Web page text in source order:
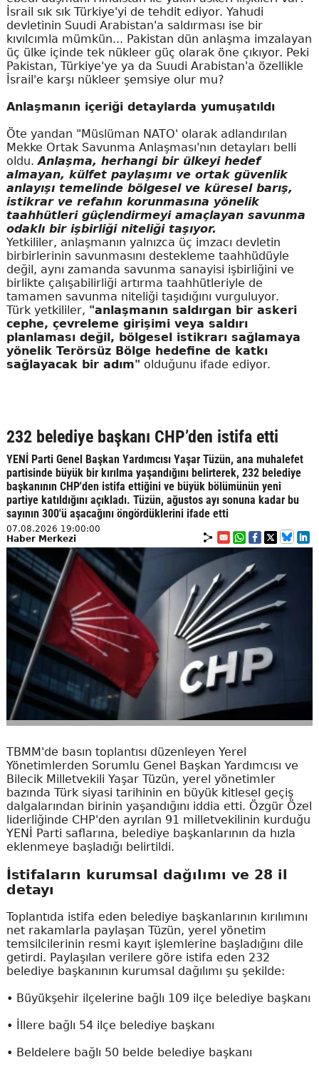
İsrail sık sık Türkiye'yi de tehdit ediyor. Yahudi
devletinin Suudi Arabistan'a saldırması ise bir
kıvılcımla mümkün... Pakistan dün anlaşma imzalayan
üç ülke içinde tek nükleer güç olarak öne çıkıyor. Peki
Pakistan, Türkiye'ye ya da Suudi Arabistan'a özellikle
İsrail'e karşı nükleer şemsiye olur mu?
Anlaşmanın içeriği detaylarda yumuşatıldı
Öte yandan "Müslüman NATO' olarak adlandırılan
Mekke Ortak Savunma Anlaşması'nın detayları belli
oldu.Anlaşma, herhangi bir ülkeyi hedef
almayan, külfet paylaşımı ve ortak güvenlik
anlayışı temelinde bölgesel ve küresel barış,
istikrar ve refahın korunmasına yönelik
taahhütleri güçlendirmeyi amaçlayan savunma
odaklı bir işbirliği niteliği taşıyor.
Yetkililer, anlaşmanın yalnızca üç imzacı devletin
birbirlerinin savunmasını destekleme taahhüdüyle
değil, aynı zamanda savunma sanayisi işbirliğini ve
birlikte çalışabilirliği artırma taahhütleriyle de
tamamen savunma niteliği taşıdığını vurguluyor.
Türk yetkililer, "anlaşmanın saldırgan bir askeri
cephe, çevreleme girişimi veya saldırı
planlaması değil, bölgesel istikrarı sağlamaya
yönelik Terörsüz Bölge hedefine de katkı
sağlayacak bir adım" olduğunu ifade ediyor.
232 belediye başkanı CHP’den istifa etti
YENİ Parti Genel Başkan Yardımcısı Yaşar Tüzün, ana muhalefet
partisinde büyük bir kırılma yaşandığını belirterek, 232 belediye
başkanının CHP'den istifa ettiğini ve büyük bölümünün yeni
partiye katıldığını açıkladı. Tüzün, ağustos ayı sonuna kadar bu
sayının 300'ü aşacağını öngördüklerini ifade etti
07.08.2026 19:00:00
Haber Merkezi
TBMM'de basın toplantısı düzenleyen Yerel
Yönetimlerden Sorumlu Genel Başkan Yardımcısı ve
Bilecik Milletvekili Yaşar Tüzün, yerel yönetimler
bazında Türk siyasi tarihinin en büyük kitlesel geçiş
dalgalarından birinin yaşandığını iddia etti. Özgür Özel
liderliğinde CHP'den ayrılan 91 milletvekilinin kurduğu
YENİ Parti saflarına, belediye başkanlarının da hızla
eklenmeye başladığı belirtildi.
İstifaların kurumsal dağılımı ve 28 il
detayı
Toplantıda istifa eden belediye başkanlarının kırılımını
net rakamlarla paylaşan Tüzün, yerel yönetim
temsilcilerinin resmi kayıt işlemlerine başladığını dile
getirdi. Paylaşılan verilere göre istifa eden 232
belediye başkanının kurumsal dağılımı şu şekilde:
• Büyükşehir ilçelerine bağlı 109 ilçe belediye başkanı
• İllere bağlı 54 ilçe belediye başkanı
• Beldelere bağlı 50 belde belediye başkanı